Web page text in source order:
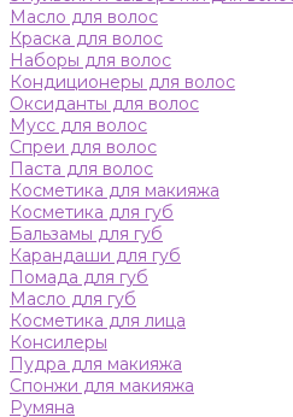
Масло для волос
Краска для волос
Наборы для волос
Кондиционеры для волос
Оксиданты для волос
Мусс для волос
Спреи для волос
Паста для волос
Косметика для макияжа
Косметика для губ
Бальзамы для губ
Карандаши для губ
Помада для губ
Масло для губ
Косметика для лица
Консилеры
Пудра для макияжа
Спонжи для макияжа
Румяна